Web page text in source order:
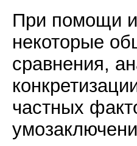
При помощи
некоторые
сравнения,
частных